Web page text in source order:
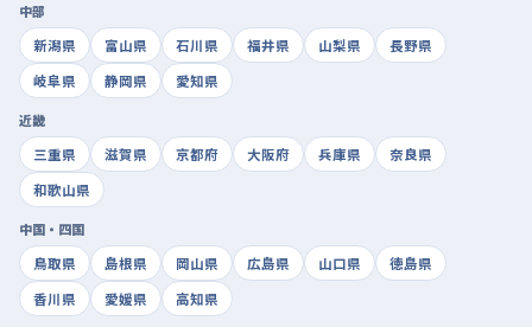
中部
新潟県
富山県 石川県 福井県 山梨県
長野県
岐阜県
静岡県 愛知県
近畿
三重県
滋賀県 京都府 大阪府 兵庫県
奈良県
和歌山県
中国・四国
鳥取県
島根県 岡山県 広島県 山口県
徳島県
香川県
愛媛県 高知県